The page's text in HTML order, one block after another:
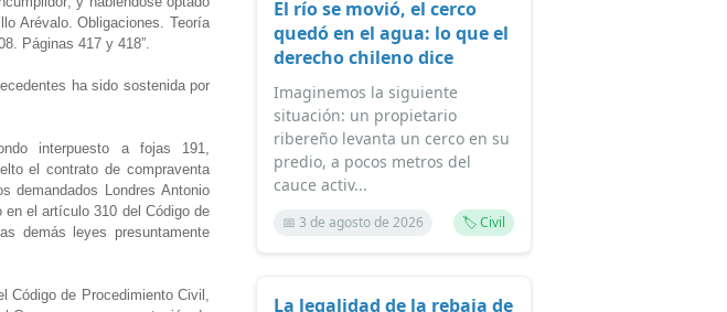
Arévalo. Obligaciones. Teoría
Páginas 417 y 418”.
ha sido sostenida por
interpuesto a fojas 191,
el contrato de compraventa
demandados Londres Antonio
el artículo 310 del Código de
demás leyes presuntamente
de Procedimiento Civil,
El río se movió, el cerco
quedó en el agua: lo que el
derecho chileno dice
Imaginemos la siguiente
situación: un propietario
ribereño levanta un cerco en su
predio, a pocos metros del
cauce activ...
📅 3 de agosto de 2026 🏷️ Civil
La legalidad de la rebaja de